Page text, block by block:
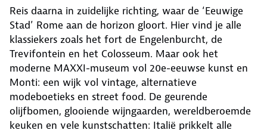
Reis daarna in zuidelijke richting, waar de ‘Eeuwige
Stad’ Rome aan de horizon gloort. Hier vind je alle
klassiekers zoals het fort de Engelenburcht, de
Trevifontein en het Colosseum. Maar ook het
moderne MAXXI-museum vol 20e-eeuwse kunst en
Monti: een wijk vol vintage, alternatieve
modeboetieks en street food. De geurende
olijfbomen, glooiende wijngaarden, wereldberoemde
keuken en vele kunstschatten: Italië prikkelt alle